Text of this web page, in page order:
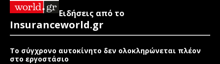
Ειδήσεις από το
Insuranceworld.gr
Το σύγχρονο αυτοκίνητο δεν ολοκληρώνεται πλέον
στο εργοστάσιο